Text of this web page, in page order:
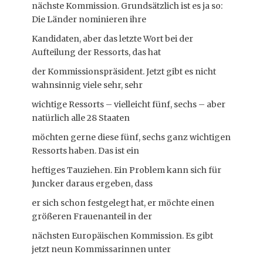
nächste Kommission. Grundsätzlich ist es ja so:
Die Länder nominieren ihre
Kandidaten, aber das letzte Wort bei der
Aufteilung der Ressorts, das hat
der Kommissionspräsident. Jetzt gibt es nicht
wahnsinnig viele sehr, sehr
wichtige Ressorts – vielleicht fünf, sechs – aber
natürlich alle 28 Staaten
möchten gerne diese fünf, sechs ganz wichtigen
Ressorts haben. Das ist ein
heftiges Tauziehen. Ein Problem kann sich für
Juncker daraus ergeben, dass
er sich schon festgelegt hat, er möchte einen
größeren Frauenanteil in der
nächsten Europäischen Kommission. Es gibt
jetzt neun Kommissarinnen unter